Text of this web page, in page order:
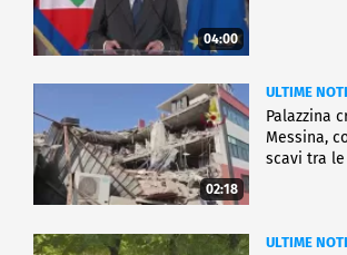
04:00
02:18
ULTIME
Palazzina
Messina,
scavi tra
ULTIME